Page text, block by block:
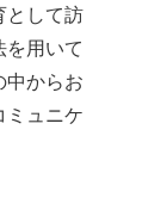
として訪
を用いて
中からお
ミュニケ